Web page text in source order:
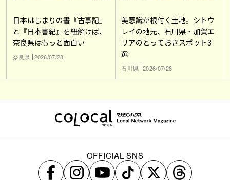
日本はじまりの書『古事記』
と『日本書紀』を紐解けば、
奈良県はもっと面白い
奈良県 2026/07/28
美意識が根付く土地。シトウ
レイの地元、石川県・加賀エ
リアのとっておきスポット3
選
石川県 2026/07/28
OFFICIAL SNS